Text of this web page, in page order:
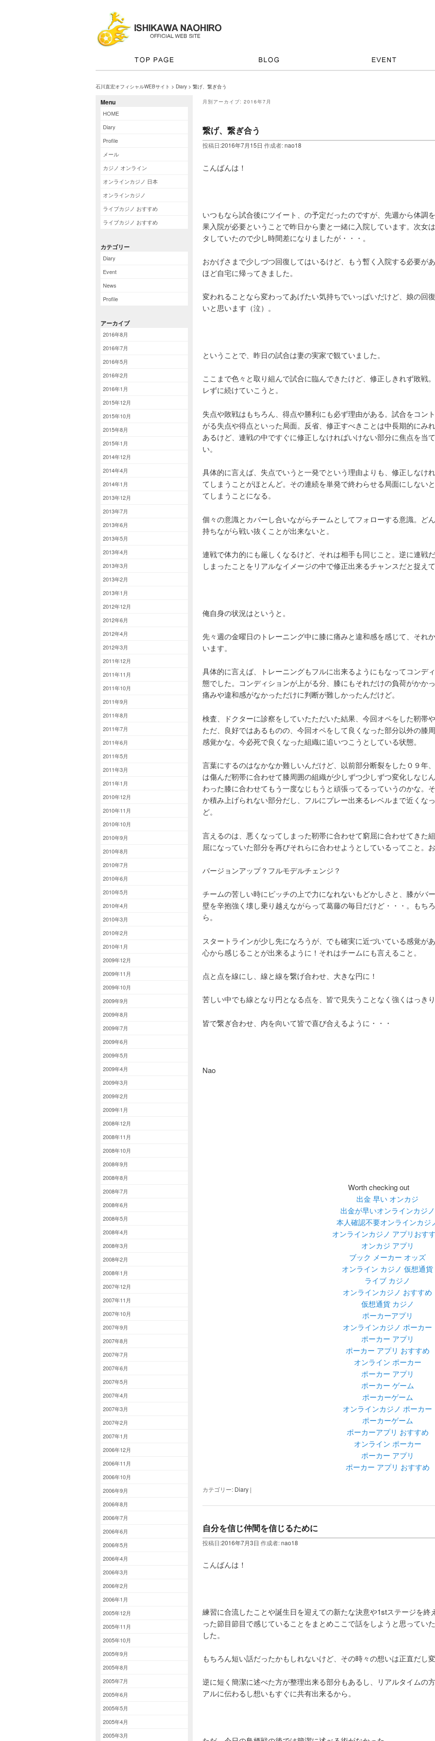
石川直宏オフィシャルWEBサイト > Diary > 繋げ、繋ぎ合う
Menu
HOME
Diary
Profile
メール
カジノ オンライン
オンラインカジノ 日本
オンラインカジノ
ライブカジノ おすすめ
ライブカジノ おすすめ
カテゴリー
Diary
Event
News
Profile
アーカイブ
2016年8月
2016年7月
2016年5月
2016年2月
2016年1月
2015年12月
2015年10月
2015年8月
2015年1月
2014年12月
2014年4月
2014年1月
2013年12月
2013年7月
2013年6月
2013年5月
2013年4月
2013年3月
2013年2月
2013年1月
2012年12月
2012年6月
2012年4月
2012年3月
2011年12月
2011年11月
2011年10月
2011年9月
2011年8月
2011年7月
2011年6月
2011年5月
2011年3月
2011年1月
2010年12月
2010年11月
2010年10月
2010年9月
2010年8月
2010年7月
2010年6月
2010年5月
2010年4月
2010年3月
2010年2月
2010年1月
2009年12月
2009年11月
2009年10月
2009年9月
2009年8月
2009年7月
2009年6月
2009年5月
2009年4月
2009年3月
2009年2月
2009年1月
2008年12月
2008年11月
2008年10月
2008年9月
2008年8月
2008年7月
2008年6月
2008年5月
2008年4月
2008年3月
2008年2月
2008年1月
2007年12月
2007年11月
2007年10月
2007年9月
2007年8月
2007年7月
2007年6月
2007年5月
2007年4月
2007年3月
2007年2月
2007年1月
2006年12月
2006年11月
2006年10月
2006年9月
2006年8月
2006年7月
2006年6月
2006年5月
2006年4月
2006年3月
2006年2月
2006年1月
2005年12月
2005年11月
2005年10月
2005年9月
2005年8月
2005年7月
2005年6月
2005年5月
2005年4月
2005年3月
月別アーカイブ: 2016年7月
繋げ、繋ぎ合う
投稿日:2016年7月15日 作成者:nao18
こんばんは！
いつもなら試合後にツイート、の予定だったのですが、先週から体調
果入院が必要ということで昨日から妻と一緒に入院しています。次女
タしていたので少し時間差になりましたが・・・。
おかげさまで少しづつ回復してはいるけど、もう暫く入院する必要が
ほど自宅に帰ってきました。
変われることなら変わってあげたい気持ちでいっぱいだけど、娘の回
いと思います（泣）。
ということで、昨日の試合は妻の実家で観ていました。
ここまで色々と取り組んで試合に臨んできたけど、修正しきれず敗戦
レずに続けていこうと。
失点や敗戦はもちろん、得点や勝利にも必ず理由がある。試合をコン
がる失点や得点といった局面。反省、修正すべきことは中長期的にみ
あるけど、連戦の中ですぐに修正しなければいけない部分に焦点を当
い。
具体的に言えば、失点でいうと一発でという理由よりも、修正しなけ
てしまうことがほとんど。その連続を単発で終わらせる局面にしない
てしまうことになる。
個々の意識とカバーし合いながらチームとしてフォローする意識。ど
持ちながら戦い抜くことが出来ないと。
連戦で体力的にも厳しくなるけど、それは相手も同じこと。逆に連戦
しまったことをリアルなイメージの中で修正出来るチャンスだと捉え
俺自身の状況はというと。
先々週の金曜日のトレーニング中に膝に痛みと違和感を感じて、それ
います。
具体的に言えば、トレーニングもフルに出来るようにもなってコンデ
態でした。コンディションが上がる分、膝にもそれだけの負荷がかか
痛みや違和感がなかっただけに判断が難しかったんだけど。
検査、ドクターに診察をしていたただいた結果、今回オペをした靭帯
ただ、良好ではあるものの、今回オペをして良くなった部分以外の膝
感覚かな。今必死で良くなった組織に追いつこうとしている状態。
言葉にするのはなかなか難しいんだけど、以前部分断裂をした０９年
は傷んだ靭帯に合わせて膝周囲の組織が少しずつ少しずつ変化しなじ
わった膝に合わせてもう一度なじもうと頑張ってるっていうのかな。
か積み上げられない部分だし、フルにプレー出来るレベルまで近くな
ど。
言えるのは、悪くなってしまった靭帯に合わせて窮屈に合わせてきた
屈になっていた部分を再びそれらに合わせようとしているってこと。
バージョンアップ？フルモデルチェンジ？
チームの苦しい時にピッチの上で力になれないもどかしさと、膝がバ
壁を辛抱強く壊し乗り越えながらって葛藤の毎日だけど・・・。もち
ら。
スタートラインが少し先になろうが、でも確実に近づいている感覚が
心から感じることが出来るように！それはチームにも言えること。
点と点を線にし、線と線を繋げ合わせ、大きな円に！
苦しい中でも線となり円となる点を、皆で見失うことなく強くはっき
皆で繋ぎ合わせ、内を向いて皆で喜び合えるように・・・
Nao
Worth checking out
出金 早い オンカジ
出金が早いオンラインカジノ
本人確認不要オンラインカジ
オンラインカジノ アプリおす
オンカジ アプリ
ブック メーカー オッズ
オンライン カジノ 仮想通貨
ライブ カジノ
オンラインカジノ おすすめ
仮想通貨 カジノ
ポーカーアプリ
オンラインカジノ ポーカー
ポーカー アプリ
ポーカー アプリ おすすめ
オンライン ポーカー
ポーカー アプリ
ポーカー ゲーム
ポーカーゲーム
オンラインカジノ ポーカー
ポーカーゲーム
ポーカーアプリ おすすめ
オンライン ポーカー
ポーカー アプリ
ポーカー アプリ おすすめ
カテゴリー: Diary |
自分を信じ仲間を信じるために
投稿日:2016年7月3日 作成者:nao18
こんばんは！
練習に合流したことや誕生日を迎えての新たな決意や1stステージを終
った節目節目で感じていることをまとめここで話をしようと思ってい
した。
もちろん短い話だったかもしれないけど、その時々の想いは正直だし
逆に短く簡潔に述べた方が整理出来る部分もあるし、リアルタイムの
アルに伝わるし想いもすぐに共有出来るから。